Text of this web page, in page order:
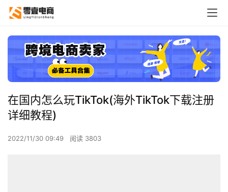
在国内怎么玩TikTok(海外TikTok下载注册
详细教程)
2022/11/30 09:49 阅读 3803